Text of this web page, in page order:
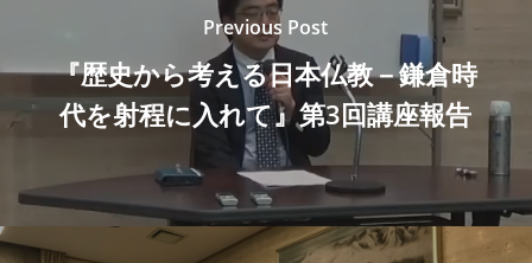
Previous Post
『歴史から考える日本仏教－鎌倉時
代を射程に入れて』第3回講座報告